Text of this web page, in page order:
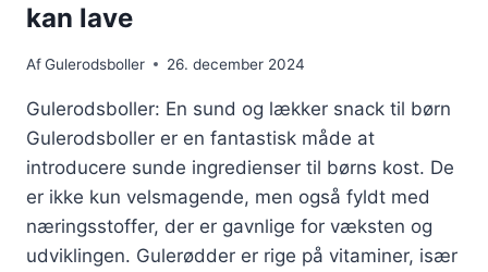
kan lave
AfGulerodsboller 26. december 2024
Gulerodsboller: En sund og lækker snack til børn
Gulerodsboller er en fantastisk måde at
introducere sunde ingredienser til børns kost. De
er ikke kun velsmagende, men også fyldt med
næringsstoffer, der er gavnlige for væksten og
udviklingen. Gulerødder er rige på vitaminer, især